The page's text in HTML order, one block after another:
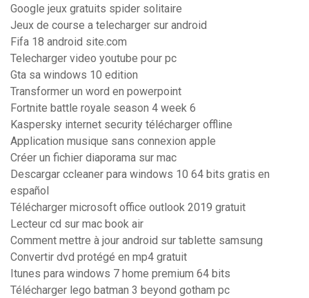
Google jeux gratuits spider solitaire
Jeux de course a telecharger sur android
Fifa 18 android site.com
Telecharger video youtube pour pc
Gta sa windows 10 edition
Transformer un word en powerpoint
Fortnite battle royale season 4 week 6
Kaspersky internet security télécharger offline
Application musique sans connexion apple
Créer un fichier diaporama sur mac
Descargar ccleaner para windows 10 64 bits gratis en
español
Télécharger microsoft office outlook 2019 gratuit
Lecteur cd sur mac book air
Comment mettre à jour android sur tablette samsung
Convertir dvd protégé en mp4 gratuit
Itunes para windows 7 home premium 64 bits
Télécharger lego batman 3 beyond gotham pc